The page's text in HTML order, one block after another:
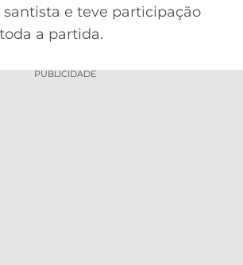
e teve participação
a partida.
PUBLICIDADE